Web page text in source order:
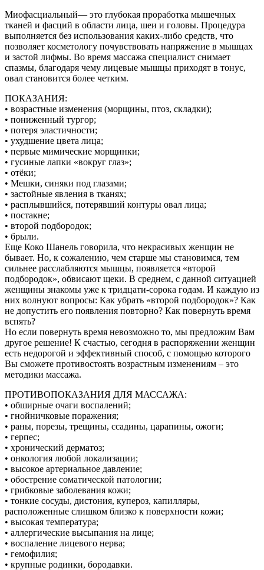
Миофасциальный— это глубокая проработка мышечных
тканей и фасций в области лица, шеи и головы. Процедура
выполняется без использования каких-либо средств, что
позволяет косметологу почувствовать напряжение в мышцах
и застой лифмы. Во время массажа специалист снимает
спазмы, благодаря чему лицевые мышцы приходят в тонус,
овал становится более четким.
ПОКАЗАНИЯ:
• возрастные изменения (морщины, птоз, складки);
• пониженный тургор;
• потеря эластичности;
• ухудшение цвета лица;
• первые мимические морщинки;
• гусиные лапки «вокруг глаз»;
• отёки;
• Мешки, синяки под глазами;
• застойные явления в тканях;
• расплывшийся, потерявший контуры овал лица;
• постакне;
• второй подбородок;
• брыли.
Еще Коко Шанель говорила, что некрасивых женщин не
бывает. Но, к сожалению, чем старше мы становимся, тем
сильнее расслабляются мышцы, появляется «второй
подбородок», обвисают щеки. В среднем, с данной ситуацией
женщины знакомы уже к тридцати-сорока годам. И каждую из
них волнуют вопросы: Как убрать «второй подбородок»? Как
не допустить его появления повторно? Как повернуть время
вспять?
Но если повернуть время невозможно то, мы предложим Вам
другое решение! К счастью, сегодня в распоряжении женщин
есть недорогой и эффективный способ, с помощью которого
Вы сможете противостоять возрастным изменениям – это
методики массажа.
ПРОТИВОПОКАЗАНИЯ ДЛЯ МАССАЖА:
• обширные очаги воспалений;
• гнойничковые поражения;
• раны, порезы, трещины, ссадины, царапины, ожоги;
• герпес;
• хронический дерматоз;
• онкология любой локализации;
• высокое артериальное давление;
• обострение соматической патологии;
• грибковые заболевания кожи;
• тонкие сосуды, дистония, купероз, капилляры,
расположенные слишком близко к поверхности кожи;
• высокая температура;
• аллергические высыпания на лице;
• воспаление лицевого нерва;
• гемофилия;
• крупные родинки, бородавки.